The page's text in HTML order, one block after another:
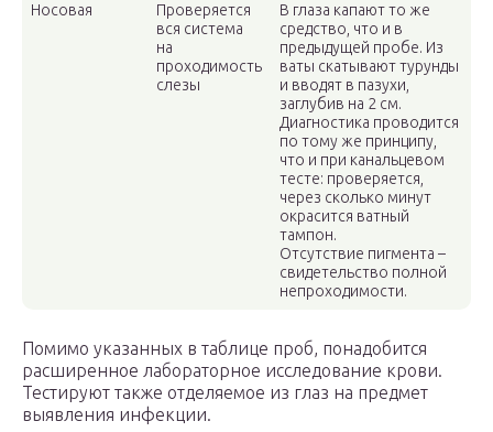
Носовая
Проверяется
вся система
на
проходимость
слезы
В глаза капают то же
средство, что и в
предыдущей пробе. Из
ваты скатывают турунды
и вводят в пазухи,
заглубив на 2 см.
Диагностика проводится
по тому же принципу,
что и при канальцевом
тесте: проверяется,
через сколько минут
окрасится ватный
тампон.
Отсутствие пигмента –
свидетельство полной
непроходимости.
Помимо указанных в таблице проб, понадобится
расширенное лабораторное исследование крови.
Тестируют также отделяемое из глаз на предмет
выявления инфекции.